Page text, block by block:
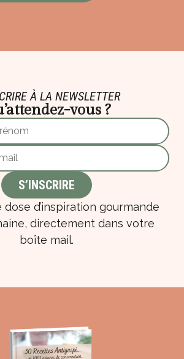
À LA NEWSLETTER
vous ?
dose d’inspiration gourmande
directement dans votre
boîte mail.